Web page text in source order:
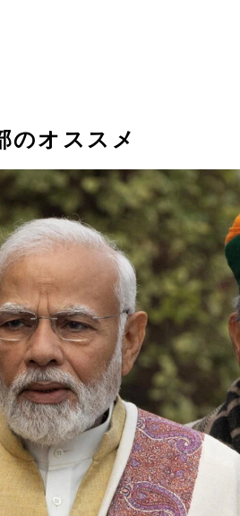
のオススメ